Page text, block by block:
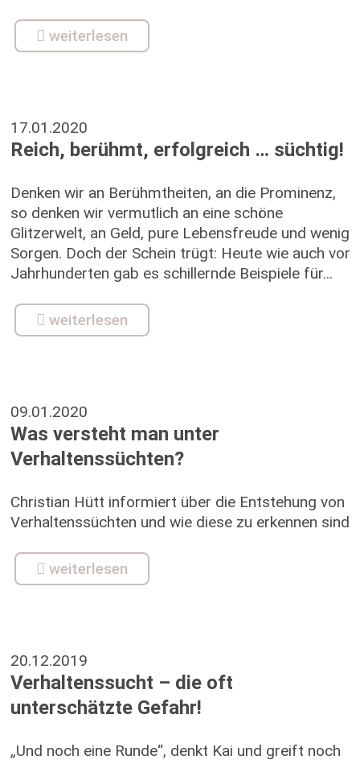
weiterlesen
17.01.2020
Reich, berühmt, erfolgreich … süchtig!
Denken wir an Berühmtheiten, an die Prominenz,
so denken wir vermutlich an eine schöne
Glitzerwelt, an Geld, pure Lebensfreude und wenig
Sorgen. Doch der Schein trügt: Heute wie auch vor
Jahrhunderten gab es schillernde Beispiele für...
weiterlesen
09.01.2020
Was versteht man unter
Verhaltenssüchten?
Christian Hütt informiert über die Entstehung von
Verhaltenssüchten und wie diese zu erkennen sind
weiterlesen
20.12.2019
Verhaltenssucht – die oft
unterschätzte Gefahr!
„Und noch eine Runde“, denkt Kai und greift noch